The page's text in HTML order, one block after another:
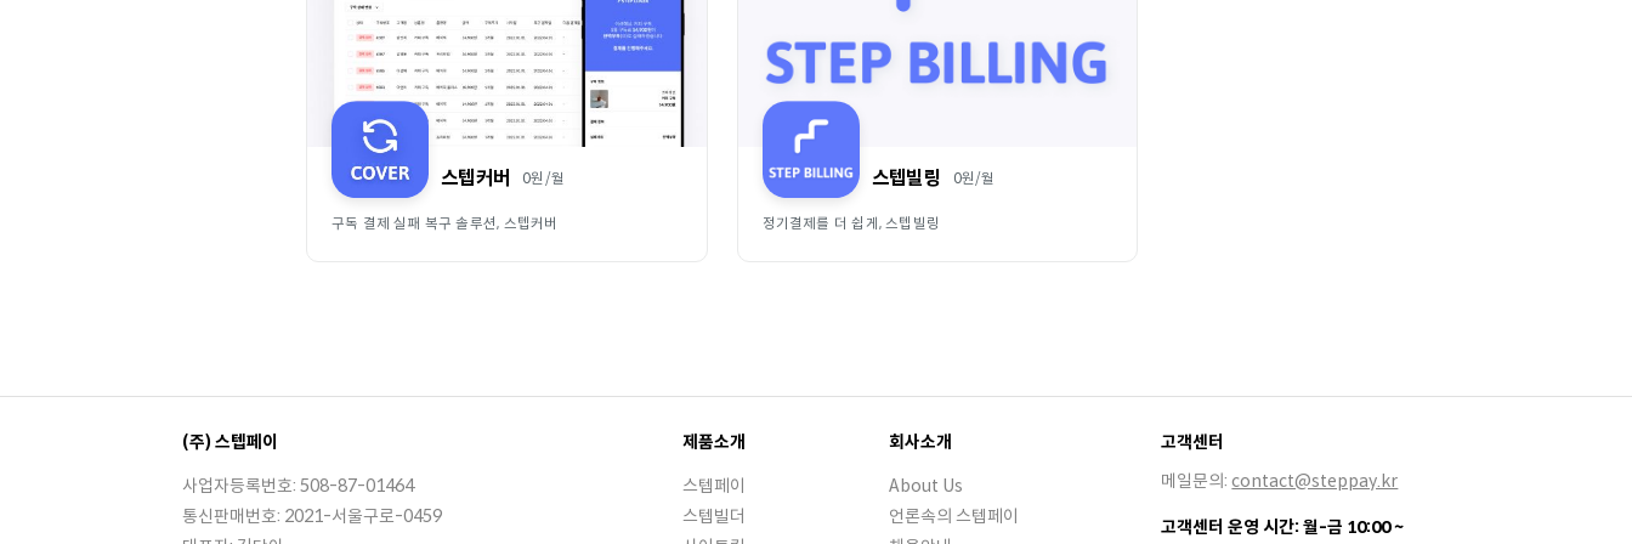
스텝커버 0원/월
구독 결제 실패 복구 솔루션, 스텝커버
스텝빌링 0원/월
정기결제를 더 쉽게, 스텝빌링
(주) 스텝페이
사업자등록번호: 508-87-01464
통신판매번호: 2021-서울구로-0459
제품소개
스텝페이
스텝빌더
회사소개
About Us
언론속의 스텝페이
고객센터
메일문의:contact@steppay.kr
고객센터 운영 시간: 월-금 10:00 ~